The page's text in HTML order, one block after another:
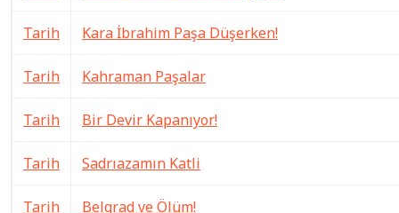
Tarih Kara İbrahim Paşa Düşerken!
Tarih Kahraman Paşalar
Tarih Bir Devir Kapanıyor!
Tarih Sadrıazamın Katli
Tarih Belgrad ve Ölüm!